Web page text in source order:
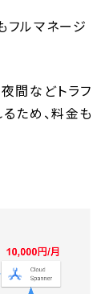
ルマネージ
間などトラフ
ため、料金も